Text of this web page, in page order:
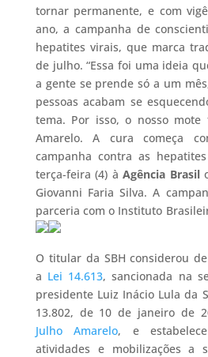
tornar permanente, e com
ano, a campanha de
hepatites virais, que marca
de julho. “Essa foi uma ideia
a gente se prende só a um
pessoas acabam se
tema. Por isso, o nosso mote
Amarelo. A cura começa
campanha contra as
terça-feira (4) àAgência Brasil
Giovanni Faria Silva. A
parceria com o Instituto
O titular da SBH considerou
a Lei 14.613, sancionada na
presidente Luiz Inácio Lula da
13.802, de 10 de janeiro de
Julho Amarelo, e
atividades e mobilizações a